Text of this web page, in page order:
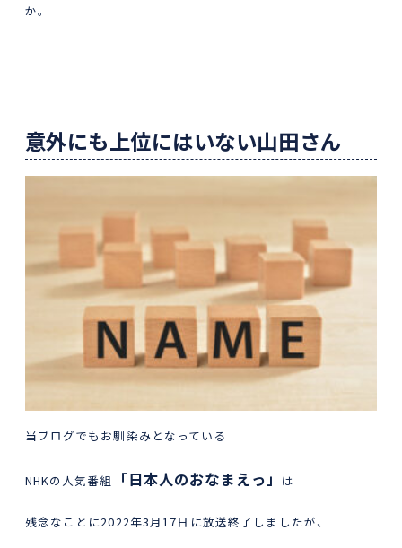
か。
意外にも上位にはいない山田さん
当ブログでもお馴染みとなっている
NHKの人気番組 「日本人のおなまえっ」 は
残念なことに2022年3月17日に放送終了しましたが、